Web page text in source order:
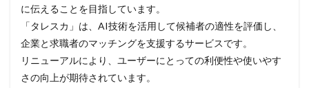
に伝えることを目指しています。
「タレスカ」は、AI技術を活用して候補者の適性を評価し、
企業と求職者のマッチングを支援するサービスです。
リニューアルにより、ユーザーにとっての利便性や使いやす
さの向上が期待されています。